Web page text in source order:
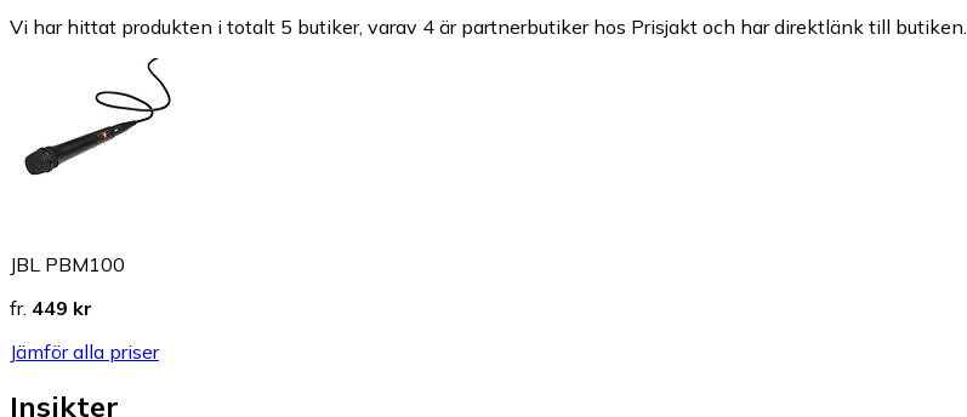
Vi har hittat produkten i totalt 5 butiker, varav 4 är partnerbutiker hos Prisjakt och har direktlänk till butiken.
JBL PBM100
fr. 449 kr
Jämför alla priser
Insikter